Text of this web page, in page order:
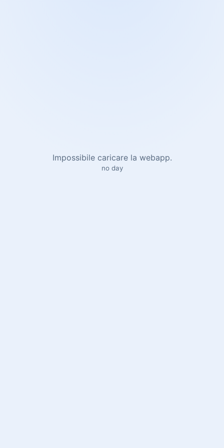
Impossibile caricare la webapp.
no day